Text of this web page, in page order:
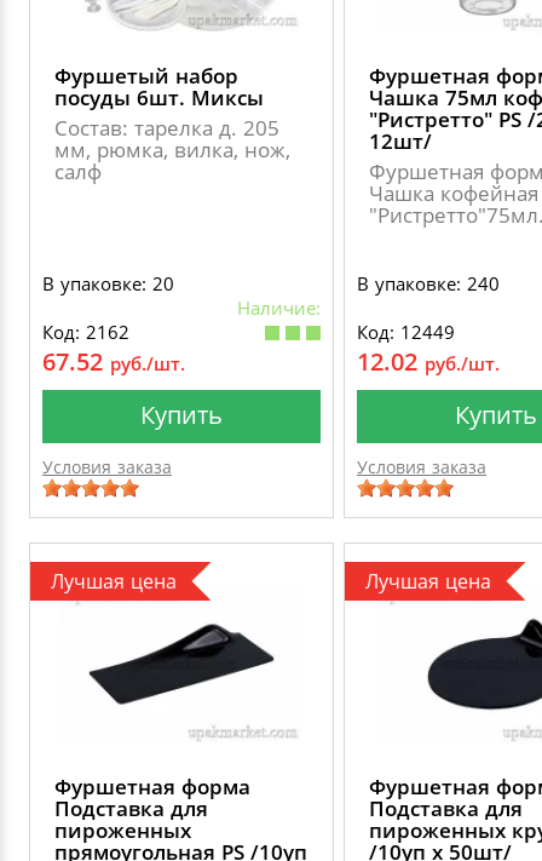
Фуршетый набор
посуды 6шт. Миксы
Состав: тарелка д. 205
мм, рюмка, вилка, нож,
салф
В упаковке: 20
Наличие:
Код: 2162
67.52 руб./шт.
Купить
Условия заказа
Фуршетная
Чашка 75мл
"Ристретто" PS
12шт/
Фуршетная
Чашка кофейная
В упаковке: 240
Код: 12449
12.02 руб./шт.
Купить
Условия заказа
Лучшая цена
Фуршетная форма
Подставка для
пироженных
прямоугольная PS /10уп
Лучшая цена
Фуршетная
Подставка для
пироженных
/10уп х 50шт/